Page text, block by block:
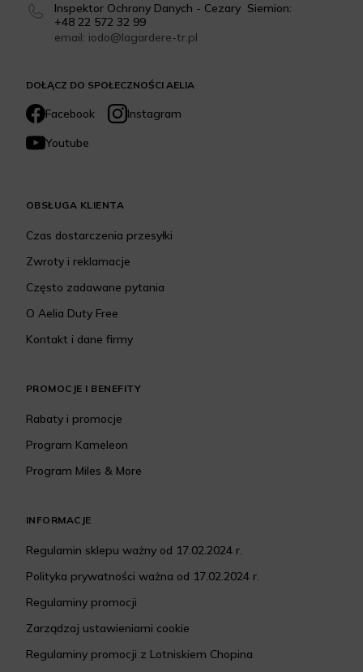
DOŁĄCZ DO SPOŁECZNOŚCI AELIA
Facebook
Instagram
Youtube
Inspektor Ochrony Danych - Cezary Siemion:
+48 22 572 32 99
email: iodo@lagardere-tr.pl
OBSŁUGA KLIENTA
Czas dostarczenia przesyłki
Zwroty i reklamacje
Często zadawane pytania
O Aelia Duty Free
Kontakt i dane firmy
PROMOCJE I BENEFITY
Rabaty i promocje
Program Kameleon
Program Miles & More
INFORMACJE
Regulamin sklepu ważny od 17.02.2024 r.
Polityka prywatności ważna od 17.02.2024 r.
Regulaminy promocji
Zarządzaj ustawieniami cookie
Regulaminy promocji z Lotniskiem Chopina